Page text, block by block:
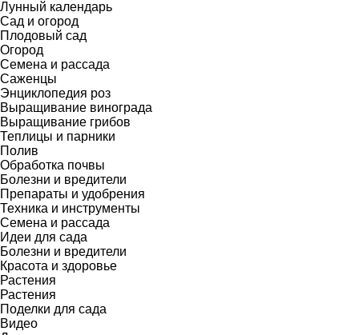
Лунный календарь
Сад и огород
Плодовый сад
Огород
Семена и рассада
Саженцы
Энциклопедия роз
Выращивание винограда
Выращивание грибов
Теплицы и парники
Полив
Обработка почвы
Болезни и вредители
Препараты и удобрения
Техника и инструменты
Семена и рассада
Идеи для сада
Болезни и вредители
Красота и здоровье
Растения
Растения
Поделки для сада
Видео